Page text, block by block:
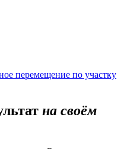
перемещение по участку
на своём